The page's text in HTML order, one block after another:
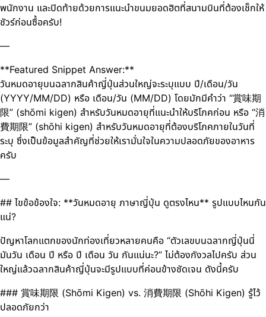
พนักงาน และปิดท้ายด้วยการแนะนำขนมยอดฮิตที่สนามบินที่ต้องเช็กให้
ชัวร์ก่อนซื้อครับ!
—
**Featured Snippet Answer:**
วันหมดอายุบนฉลากสินค้าญี่ปุ่นส่วนใหญ่จะระบุแบบ ปี/เดือน/วัน
(YYYY/MM/DD) หรือ เดือน/วัน (MM/DD) โดยมักมีคำว่า “賞味期
限” (shōmi kigen) สำหรับวันหมดอายุที่แนะนำให้บริโภคก่อน หรือ “消
費期限” (shōhi kigen) สำหรับวันหมดอายุที่ต้องบริโภคภายในวันที่
ระบุ ซึ่งเป็นข้อมูลสำคัญที่ช่วยให้เรามั่นใจในความปลอดภัยของอาหาร
ครับ
—
## ไขข้อข้องใจ: **วันหมดอายุ ภาษาญี่ปุ่น ดูตรงไหน** รูปแบบไหนกัน
แน่?
ปัญหาโลกแตกของนักท่องเที่ยวหลายคนคือ “ตัวเลขบนฉลากญี่ปุ่นนี่
มันวัน เดือน ปี หรือ ปี เดือน วัน กันแน่นะ?” ไม่ต้องกังวลไปครับ ส่วน
ใหญ่แล้วฉลากสินค้าญี่ปุ่นจะมีรูปแบบที่ค่อนข้างชัดเจน ดังนี้ครับ
### 賞味期限 (Shōmi Kigen) vs. 消費期限 (Shōhi Kigen) รู้ไว้
ปลอดภัยกว่า